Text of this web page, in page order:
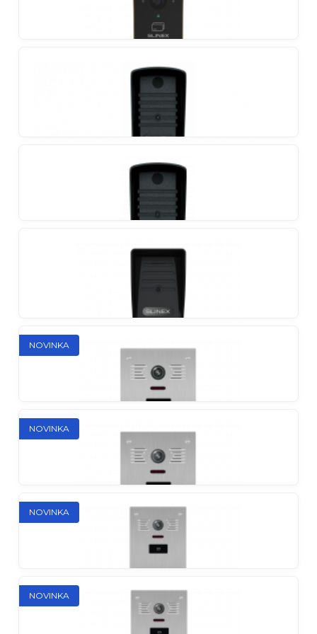
Slinex ML-20HD
pohľadu a podporou AHD/CVBS
Slinex ML-20CRHD
pohľadu, podporou AHD/CVBS a bezdrôtovou
čítačkou ID kariet
Slinex ML-16HD
telo robia tento panel jasným lídrom vo svojej triede
Antivandalový vonkajší panel v klasickom tele
Vonkajší panel s výstupom signálu na DVR pre
záznam pri pohybe a AHD
NOVINKA
Slinex MB-06CRHD
Viacbytový vonkajší panel so čítačkou EM-Marin
NOVINKA
Slinex MB-08CRHD
NOVINKA
NOVINKA